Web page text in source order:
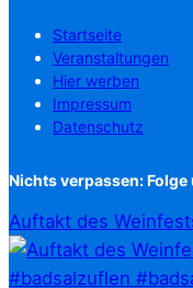
Startseite
Veranstaltungen
Hier werben
Impressum
Datenschutz
Nichts verpassen:
Auftakt des